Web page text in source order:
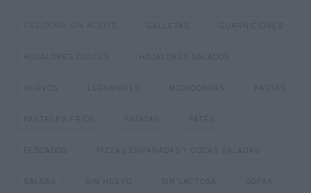
FREIDORA SIN ACEITE GALLETAS GUARNICIONES
HOJALDRES DULCES HOJALDRES SALADOS
HUEVOS LEGUMBRES MICROONDAS PASTAS
PASTELES FRÍOS PATATAS PATÉS
PESCADOS PIZZAS EMPANADAS Y COCAS SALADAS
SALSAS SIN HUEVO SIN LACTOSA SOPAS